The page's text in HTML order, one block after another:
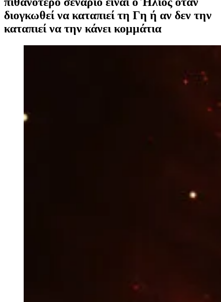
διογκωθεί να καταπιεί τη Γη ή αν δεν την
καταπιεί να την κάνει κομμάτια